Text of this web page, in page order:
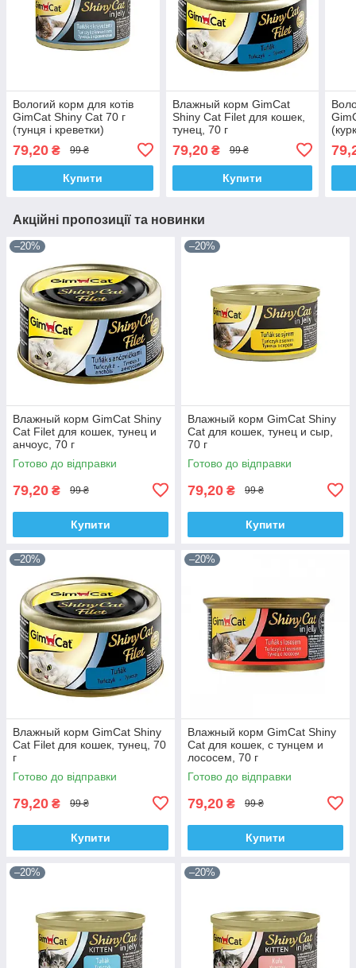
Вологий корм для котів
GimCat Shiny Cat 70 г
(тунця і креветки)
79,20 ₴ 99 ₴
Купити
Влажный корм GimCat
Shiny Cat Filet для кошек,
тунец, 70 г
79,20₴ 99 ₴
Купити
Акційні пропозиції та новинки
–20%
Влажный корм GimCat Shiny
Cat Filet для кошек, тунец и
анчоус, 70 г
Готово до відправки
79,20 ₴ 99 ₴
Купити
–20%
Влажный корм GimCat Shiny
Cat для кошек, тунец и сыр,
70 г
Готово до відправки
79,20 ₴ 99 ₴
Купити
–20%
Влажный корм GimCat Shiny
Cat Filet для кошек, тунец, 70
г
Готово до відправки
79,20 ₴ 99 ₴
Купити
–20%
Влажный корм GimCat Shiny
Cat для кошек, с тунцем и
лососем, 70 г
Готово до відправки
79,20 ₴ 99 ₴
Купити
–20% –20%